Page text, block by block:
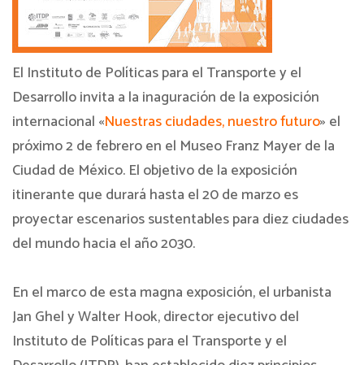
El Instituto de Políticas para el Transporte y el
Desarrollo invita a la inaguración de la exposición
internacional «Nuestras ciudades, nuestro futuro» el
próximo 2 de febrero en el Museo Franz Mayer de la
Ciudad de México. El objetivo de la exposición
itinerante que durará hasta el 20 de marzo es
proyectar escenarios sustentables para diez ciudades
del mundo hacia el año 2030.
En el marco de esta magna exposición, el urbanista
Jan Ghel y Walter Hook, director ejecutivo del
Instituto de Políticas para el Transporte y el